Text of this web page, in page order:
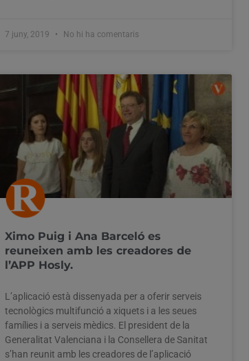
7 juny, 2019 No hi ha comentaris
Ximo Puig i Ana Barceló es
reuneixen amb les creadores de
l’APP Hosly.
L’aplicació està dissenyada per a oferir serveis
tecnològics multifunció a xiquets i a les seues
famílies i a serveis mèdics. El president de la
Generalitat Valenciana i la Consellera de Sanitat
s’han reunit amb les creadores de l’aplicació